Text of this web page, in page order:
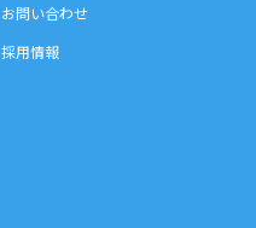
お問い合わせ
採用情報